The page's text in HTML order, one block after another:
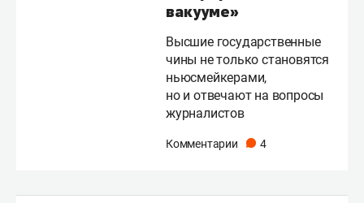
вакууме»
Высшие государственные
чины не только становятся
ньюсмейкерами,
но и отвечают на вопросы
журналистов
Комментарии 4